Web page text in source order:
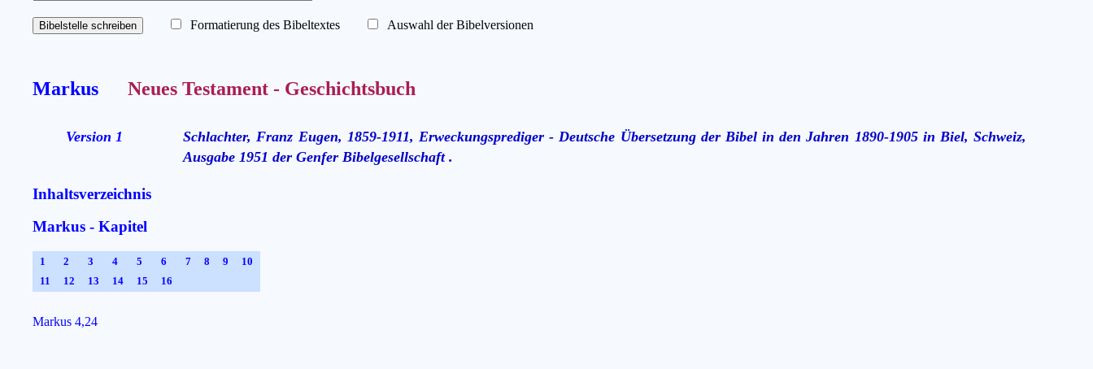
Formatierung des Bibeltextes Auswahl der Bibelversionen
Markus Neues Testament - Geschichtsbuch
Version 1
Schlachter, Franz Eugen, 1859-1911, Erweckungsprediger - Deutsche Übersetzung der Bibel in den Jahren 1890-1905 in Biel, Schweiz,
Ausgabe 1951 der Genfer Bibelgesellschaft .
Inhaltsverzeichnis
Markus - Kapitel
1 2 3 4 5 6 7 8 9
10
11
12 13 14 15 16
Markus 4,24